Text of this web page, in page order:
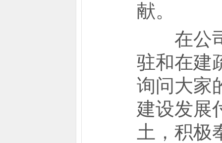
献。
在公司
驻和在建
询问大家
建设发展
土，积极